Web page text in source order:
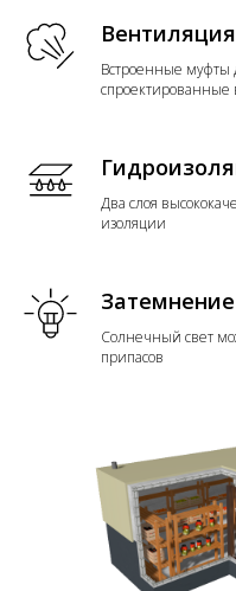
Вентиляция
Встроенные муфты
спроектированные
Два слоя
изоляции
Затемнение
Солнечный свет
припасов